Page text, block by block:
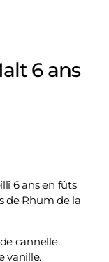
6 ans
6 ans en fûts
de Rhum de la
cannelle,
vanille.